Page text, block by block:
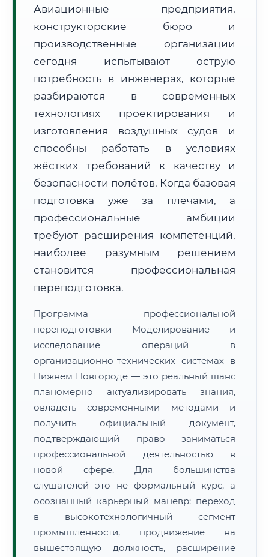
Расчет логистики оригиналов:
• Маршрут транзита:~2 412 км
• Экспресс-доставка СДЭК / Почтой:3–5 рабочих дней
📜 Документы и аккредитация ФИС ФРДО
🔍Нажмите на документ для увеличения и просмотра
Авиационные предприятия,
конструкторские бюро и
производственные организации
сегодня испытывают острую
потребность в инженерах, которые
разбираются в современных
технологиях проектирования и
изготовления воздушных судов и
способны работать в условиях
жёстких требований к качеству и
безопасности полётов. Когда базовая
подготовка уже за плечами, а
профессиональные амбиции
требуют расширения компетенций,
наиболее разумным решением
становится профессиональная
переподготовка.
Программа профессиональной
переподготовки Моделирование и
исследование операций в
организационно-технических системах в
Нижнем Новгороде — это реальный шанс
планомерно актуализировать знания,
овладеть современными методами и
получить официальный документ,
подтверждающий право заниматься
профессиональной деятельностью в
новой сфере. Для большинства
слушателей это не формальный курс, а
осознанный карьерный манёвр: переход
в высокотехнологичный сегмент
промышленности, продвижение на
вышестоящую должность, расширение